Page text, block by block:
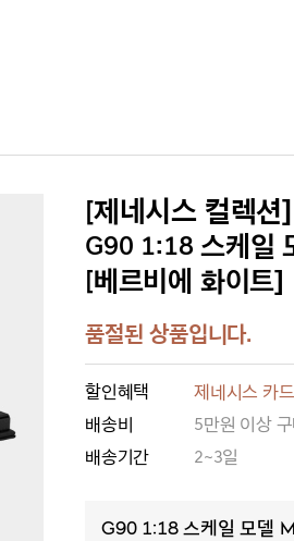
[제네시스 컬렉션]
G90 1:18 스케일
[베르비에 화이트]
품절된 상품입니다.
할인혜택
제네시스 카
배송비
5만원 이상
배송기간
2~3일
G90 1:18 스케일 모델